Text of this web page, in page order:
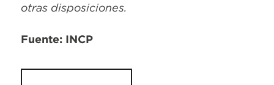
otras disposiciones.
Fuente: INCP